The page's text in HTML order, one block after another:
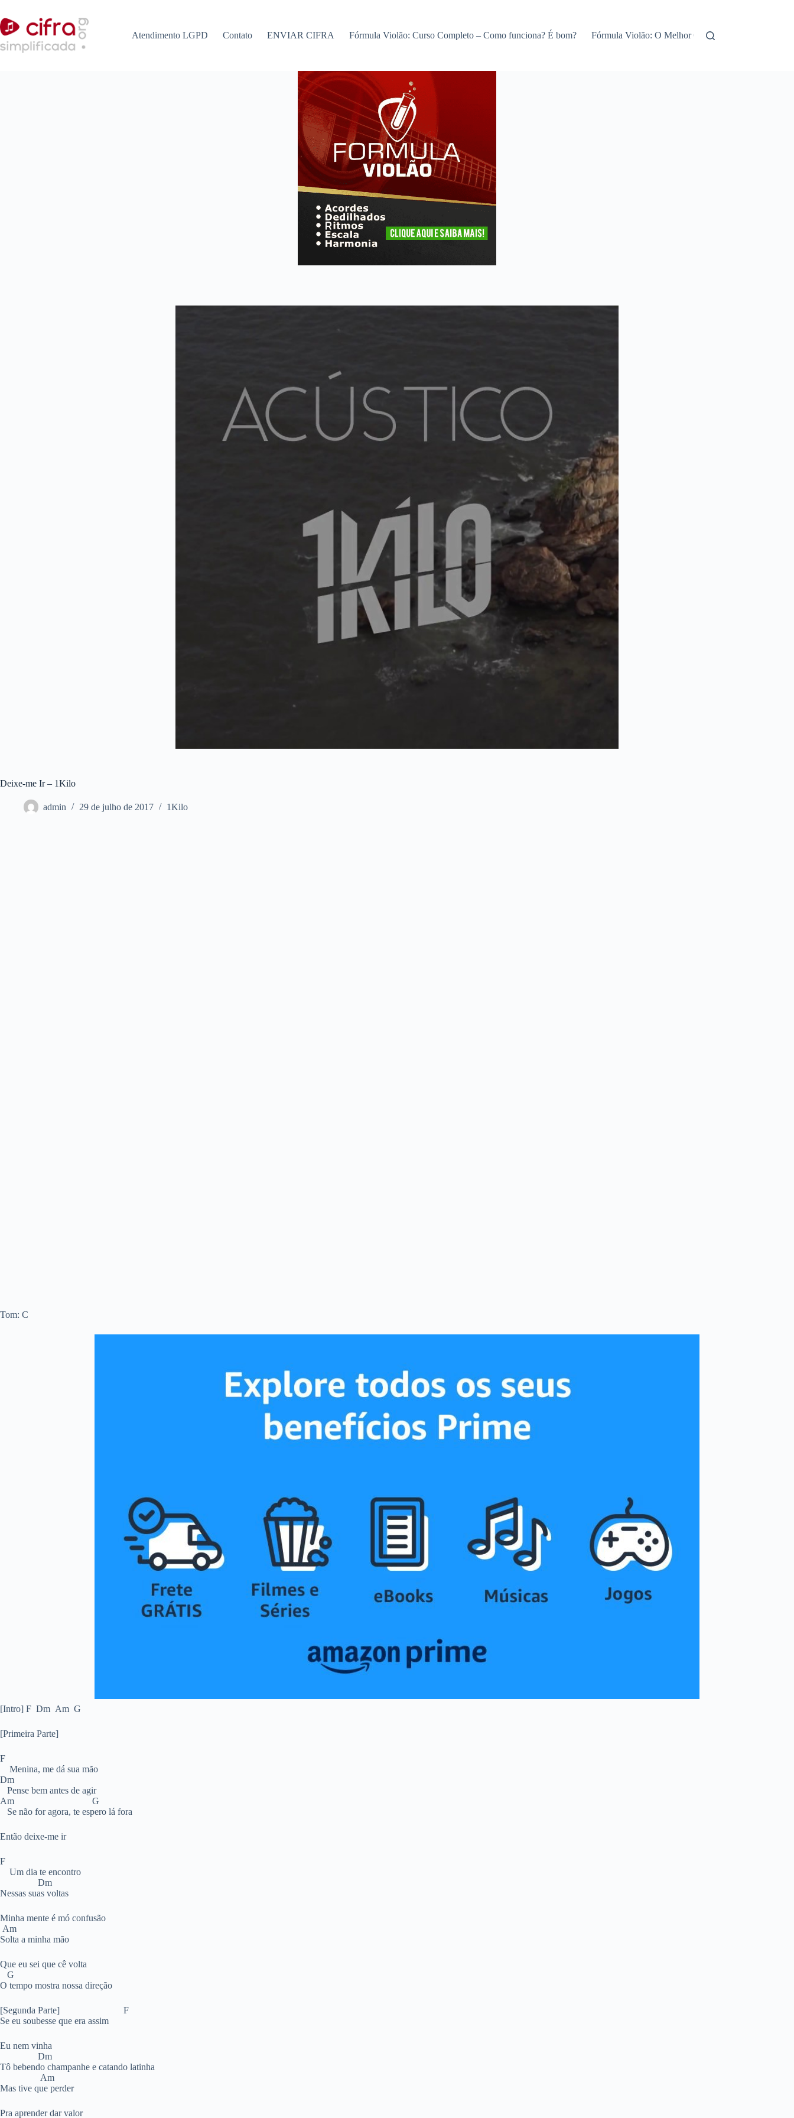
o
conteúdo
Atendimento LGPD Contato ENVIAR CIFRA Fórmula Violão: Curso Completo – Como funciona? É bom? Fórmula Violão: O Melhor Curso de Violão Online!
Deixe-me Ir – 1Kilo
admin 29 de julho de 2017 1Kilo
Tom: C
[Intro] F Dm Am G
[Primeira Parte]
F
Menina, me dá sua mão
Dm
Pense bem antes de agir
Am G
Se não for agora, te espero lá fora
Então deixe-me ir
F
Um dia te encontro
Dm
Nessas suas voltas
Minha mente é mó confusão
Am
Solta a minha mão
Que eu sei que cê volta
G
O tempo mostra nossa direção
[Segunda Parte] F
Se eu soubesse que era assim
Eu nem vinha
Dm
Tô bebendo champanhe e catando latinha
Am
Mas tive que perder
Pra aprender dar valor